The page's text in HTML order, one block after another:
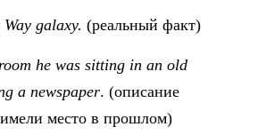
galaxy. (реальный факт)
he was sitting in an old
a newspaper. (описание
место в прошлом)